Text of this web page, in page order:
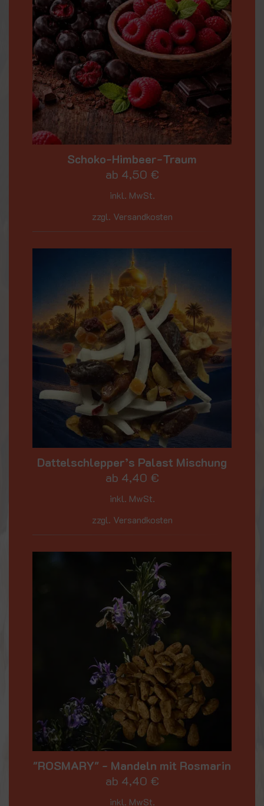
Schoko-Himbeer-Traum
ab 4,50 €
inkl. MwSt.
zzgl. Versandkosten
Dattelschlepper’s Palast Mischung
ab 4,40 €
inkl. MwSt.
zzgl. Versandkosten
"ROSMARY" - Mandeln mit Rosmarin
ab 4,40 €
inkl. MwSt.